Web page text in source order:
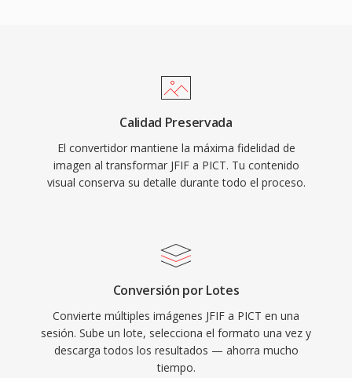
Calidad Preservada
El convertidor mantiene la máxima fidelidad de
imagen al transformar JFIF a PICT. Tu contenido
visual conserva su detalle durante todo el proceso.
Conversión por Lotes
Convierte múltiples imágenes JFIF a PICT en una
sesión. Sube un lote, selecciona el formato una vez y
descarga todos los resultados — ahorra mucho
tiempo.